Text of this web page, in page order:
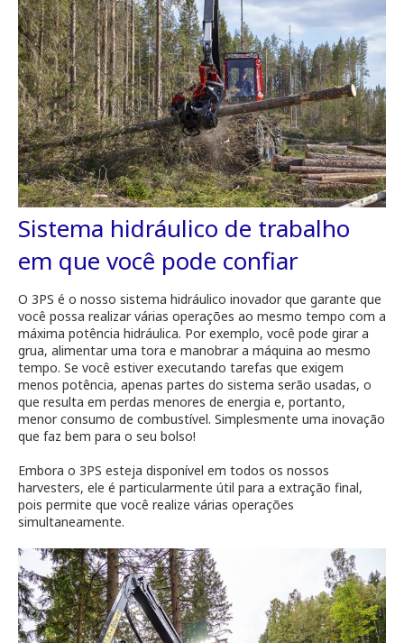
Sistema hidráulico de trabalho
em que você pode confiar
O 3PS é o nosso sistema hidráulico inovador que garante que
você possa realizar várias operações ao mesmo tempo com a
máxima potência hidráulica. Por exemplo, você pode girar a
grua, alimentar uma tora e manobrar a máquina ao mesmo
tempo. Se você estiver executando tarefas que exigem
menos potência, apenas partes do sistema serão usadas, o
que resulta em perdas menores de energia e, portanto,
menor consumo de combustível. Simplesmente uma inovação
que faz bem para o seu bolso!
Embora o 3PS esteja disponível em todos os nossos
harvesters, ele é particularmente útil para a extração final,
pois permite que você realize várias operações
simultaneamente.